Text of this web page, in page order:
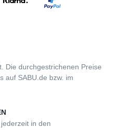
Die durchgestrichenen Preise
auf SABU.de bzw. im
in den